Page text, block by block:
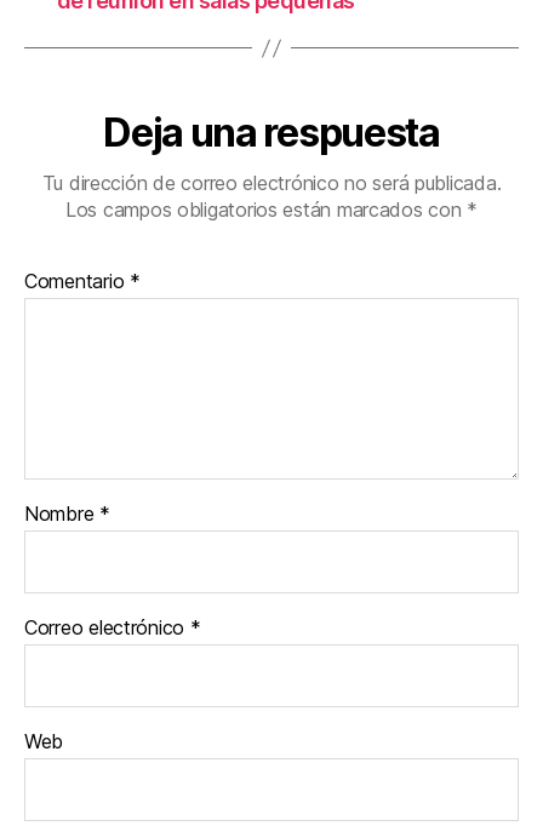
Deja una respuesta
Tu dirección de correo electrónico no será publicada.
Los campos obligatorios están marcados con *
Comentario *
Nombre *
Correo electrónico *
Web